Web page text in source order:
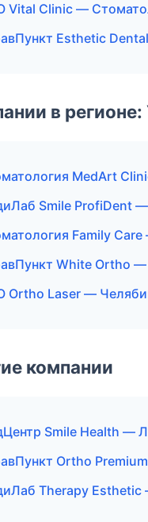
Vital Clinic —
Esthetic
в
MedArt
Smile ProfiDent
Family
White Ortho —
Ortho Laser —
компании
Smile Health —
Ortho
Therapy Esthetic